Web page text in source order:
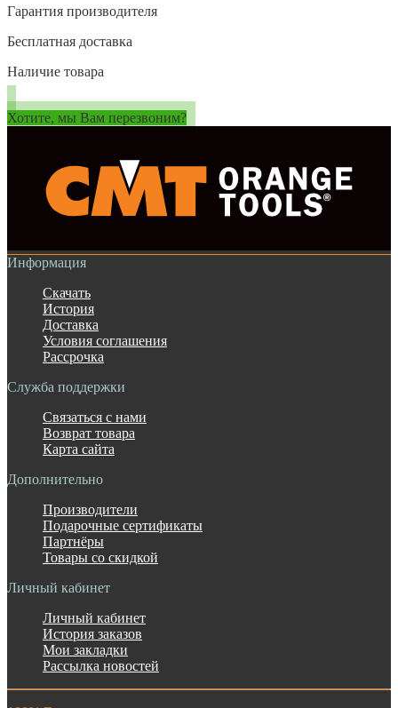
Гарантия производителя
Бесплатная доставка
Наличие товара
Хотите, мы Вам перезвоним?
Информация
Скачать
История
Доставка
Условия соглашения
Рассрочка
Служба поддержки
Связаться с нами
Возврат товара
Карта сайта
Дополнительно
Производители
Подарочные сертификаты
Партнёры
Товары со скидкой
Личный кабинет
Личный кабинет
История заказов
Мои закладки
Рассылка новостей